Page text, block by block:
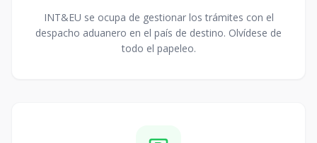
INT&EU se ocupa de gestionar los trámites con el
despacho aduanero en el país de destino. Olvídese de
todo el papeleo.